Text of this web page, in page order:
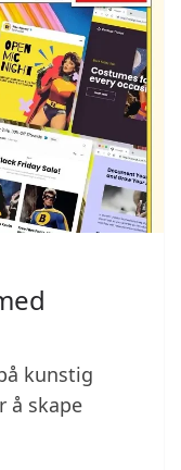
kunstig
å skape